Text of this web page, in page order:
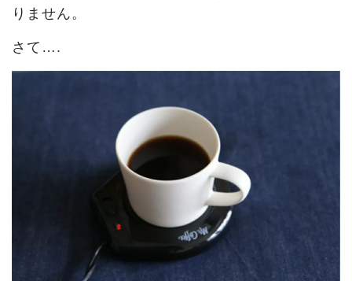
りません。
さて….